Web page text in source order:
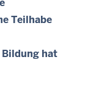
Teilhabe
hat